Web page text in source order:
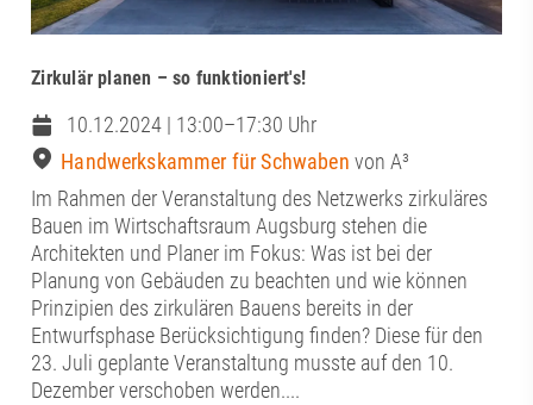
Zirkulär planen – so funktioniert's!
10.12.2024 | 13:00–17:30 Uhr
Handwerkskammer für Schwaben von A³
Im Rahmen der Veranstaltung des Netzwerks zirkuläres
Bauen im Wirtschaftsraum Augsburg stehen die
Architekten und Planer im Fokus: Was ist bei der
Planung von Gebäuden zu beachten und wie können
Prinzipien des zirkulären Bauens bereits in der
Entwurfsphase Berücksichtigung finden? Diese für den
23. Juli geplante Veranstaltung musste auf den 10.
Dezember verschoben werden....